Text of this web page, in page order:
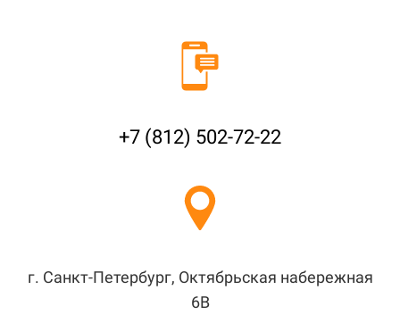
+7 (812) 502-72-22
г. Санкт-Петербург, Октябрьская набережная
6В